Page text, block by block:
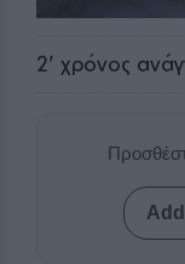
2' χρόνος